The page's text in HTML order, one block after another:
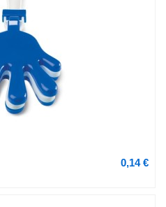
0,14 €